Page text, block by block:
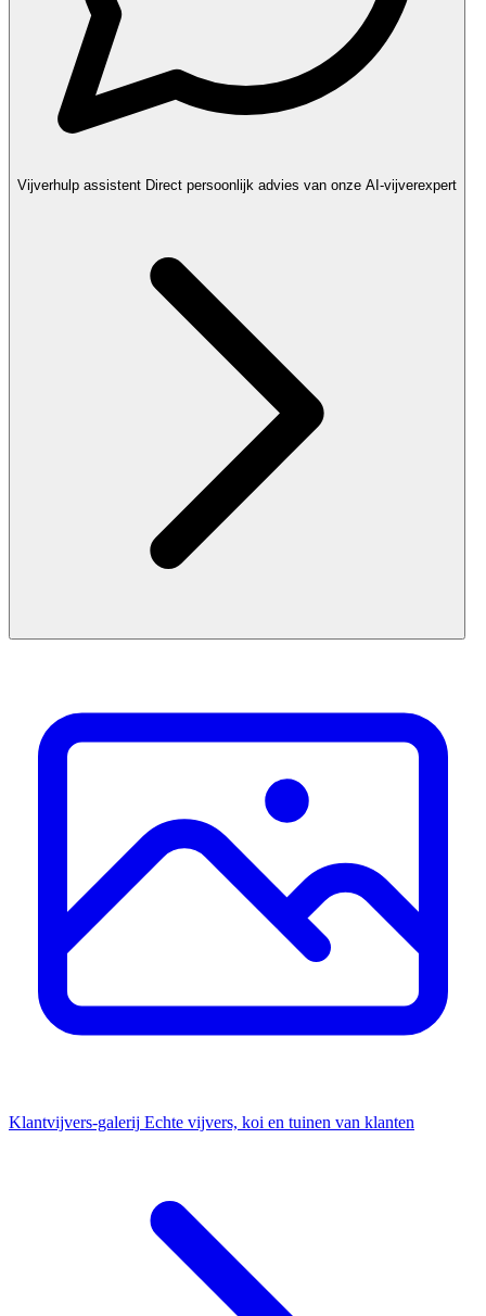
Vijverhulp assistent Direct persoonlijk advies van onze AI-vijverexpert
Klantvijvers-galerij Echte vijvers, koi en tuinen van klanten